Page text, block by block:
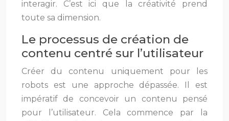
interagir. C’est ici que la créativité prend
toute sa dimension.
Le processus de création de
contenu centré sur l’utilisateur
Créer du contenu uniquement pour les
robots est une approche dépassée. Il est
impératif de concevoir un contenu pensé
pour l’utilisateur. Cela commence par la